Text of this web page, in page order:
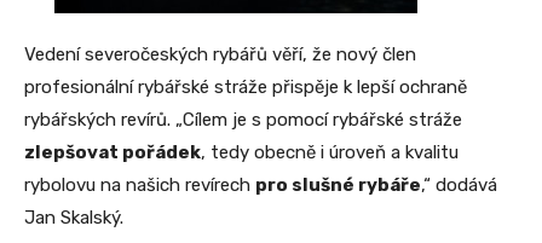
Vedení severočeských rybářů věří, že nový člen
profesionální rybářské stráže přispěje k lepší ochraně
rybářských revírů. „Cílem je s pomocí rybářské stráže
zlepšovat pořádek, tedy obecně i úroveň a kvalitu
rybolovu na našich revírech pro slušné rybáře,“ dodává
Jan Skalský.